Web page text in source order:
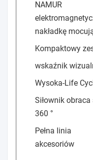
NAMUR
nakładkę
Kompaktowy
wskaźnik
Wysoka-Life
Siłownik obraca
360 °
Pełna linia
akcesoriów